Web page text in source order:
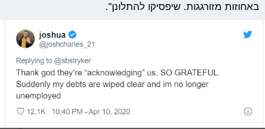
באחוזות מזורגגות. שיפסיקו להתלונן".